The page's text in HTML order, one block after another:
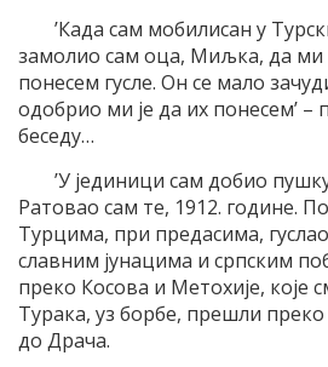
’Када сам мобилисан у
замолио сам оца, Миљка, да ми
понесем гусле. Он се мало
одобрио ми је да их понесем’ –
беседу…
’У јединици сам добио
Ратовао сам те, 1912. године.
Турцима, при предасима,
славним јунацима и српским
преко Косова и Метохије, које
Турака, уз борбе, прешли преко
до Драча.